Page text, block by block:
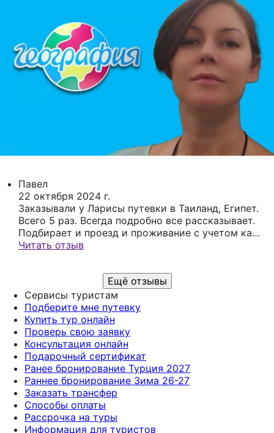
Павел
22 октября 2024 г.
Заказывали у Ларисы путевки в Таиланд, Египет.
Всего 5 раз. Всегда подробно все рассказывает.
Подбирает и проезд и проживание с учетом как
финансовых возможностей, так и с учетом
Читать отзыв
Ещё отзывы
Сервисы туристам
Подберите мне путевку
Купить тур онлайн
Проверь свою заявку
Консультация онлайн
Подарочный сертификат
Ранее бронирование Турция 2027
Раннее бронирование Зима 26-27
Заказать трансфер
Способы оплаты
Рассрочка на туры
Информация для туристов